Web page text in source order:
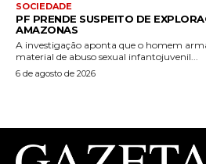
SOCIEDADE
PF PRENDE SUSPEITO DE
AMAZONAS
A investigação aponta que o homem
material de abuso sexual infantojuvenil...
6 de agosto de 2026